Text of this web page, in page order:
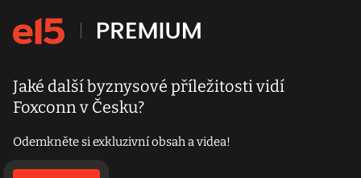
Jaké další byznysové příležitosti vidí
Foxconn v Česku?
Odemkněte si exkluzivní obsah a videa!